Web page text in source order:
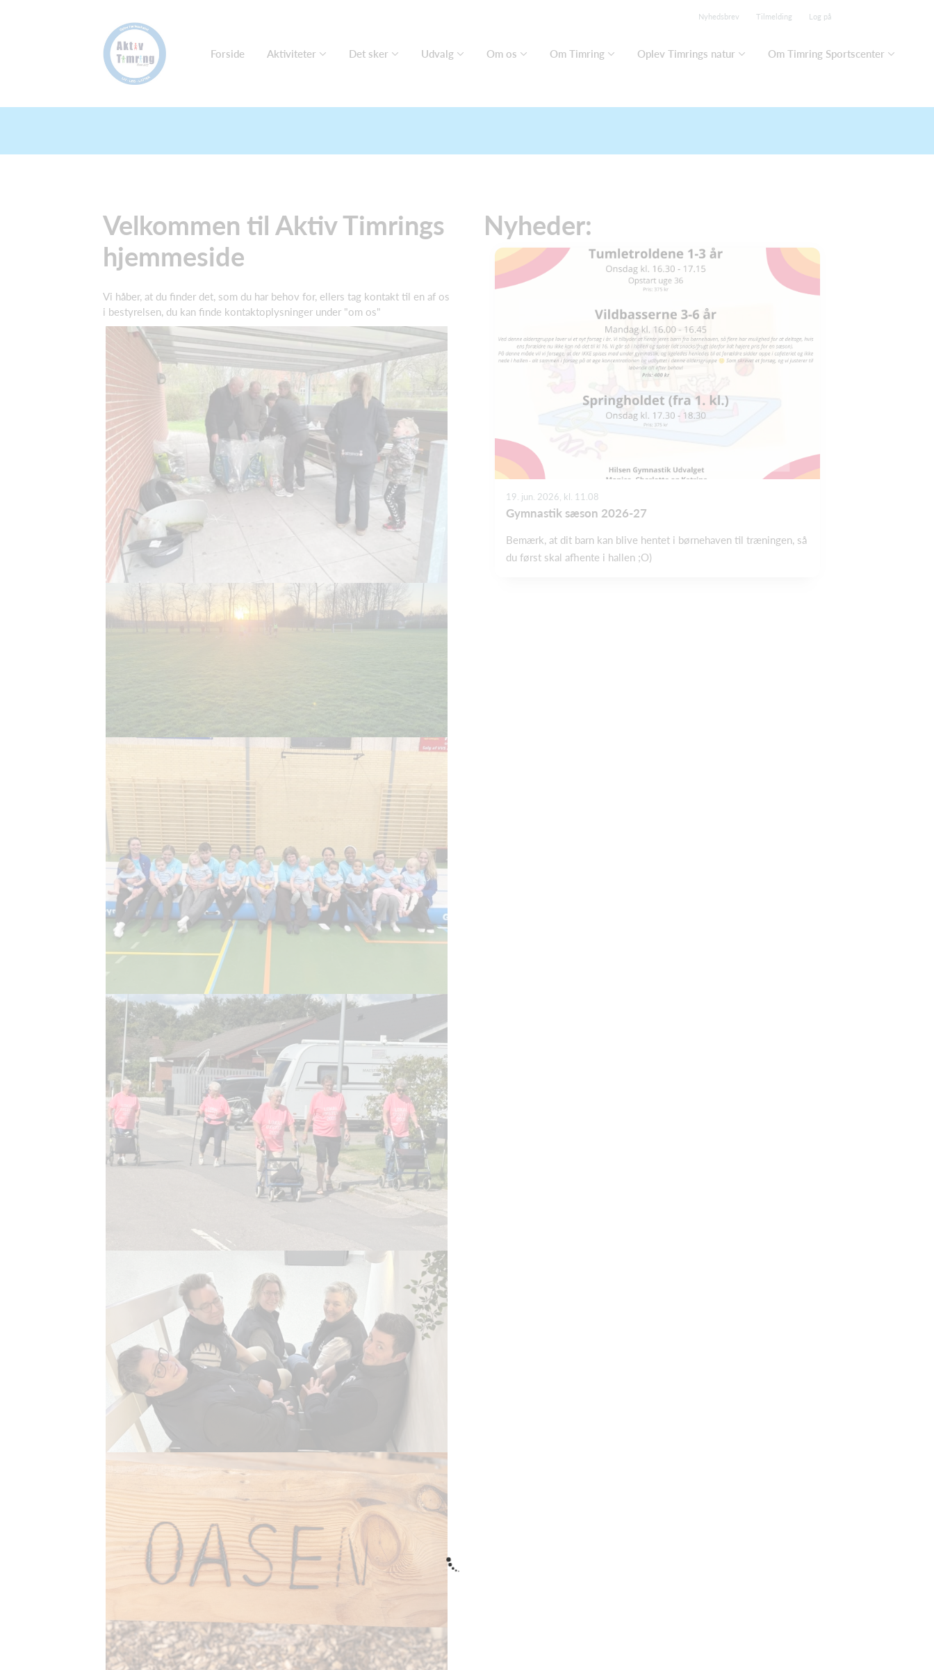
Nyhedsbrev Tilmelding Log på
Forside Aktiviteter Det sker Udvalg Om os Om Timring Oplev Timrings natur Om Timring Sportscenter
Velkommen til Aktiv Timrings
hjemmeside
Vi håber, at du finder det, som du har behov for, ellers tag kontakt til en af os
i bestyrelsen, du kan finde kontaktoplysninger under "om os"
Nyheder:
19. jun. 2026, kl. 11.08
Gymnastik sæson 2026-27
Bemærk, at dit barn kan blive hentet i børnehaven til træningen, så
du først skal afhente i hallen ;O)